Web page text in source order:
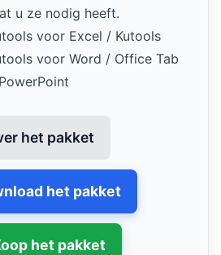
u ze nodig heeft.
voor Excel / Kutools
voor Word / Office Tab
het pakket
het pakket
het pakket